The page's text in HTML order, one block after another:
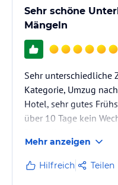
Sehr schöne
Mängeln
Sehr unterschiedliche
Kategorie, Umzug
Hotel, sehr gutes
über 10 Tage kein
Mehr anzeigen
Hilfreich Teilen